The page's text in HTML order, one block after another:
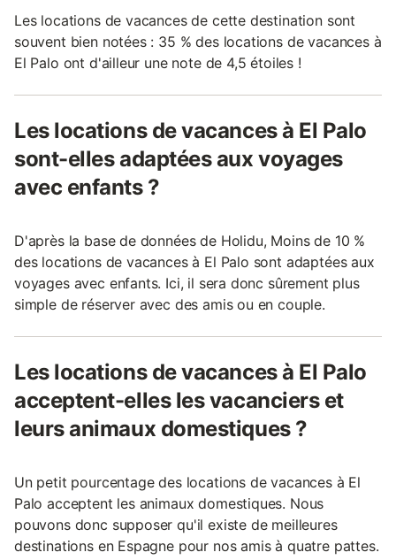
Les locations de vacances de cette destination sont
souvent bien notées : 35 % des locations de vacances à
El Palo ont d'ailleur une note de 4,5 étoiles !
Les locations de vacances à El Palo
sont-elles adaptées aux voyages
avec enfants ?
D'après la base de données de Holidu, Moins de 10 %
des locations de vacances à El Palo sont adaptées aux
voyages avec enfants. Ici, il sera donc sûrement plus
simple de réserver avec des amis ou en couple.
Les locations de vacances à El Palo
acceptent-elles les vacanciers et
leurs animaux domestiques ?
Un petit pourcentage des locations de vacances à El
Palo acceptent les animaux domestiques. Nous
pouvons donc supposer qu'il existe de meilleures
destinations en Espagne pour nos amis à quatre pattes.